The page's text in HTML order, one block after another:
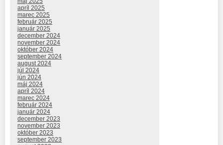
apríl 2025
marec 2025
február 2025
január 2025
december 2024
november 2024
október 2024
september 2024
august 2024
júl 2024
jún 2024
máj 2024
apríl 2024
marec 2024
február 2024
január 2024
december 2023
november 2023
október 2023
september 2023